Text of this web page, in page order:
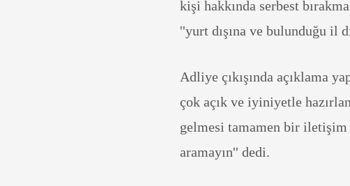
kişi hakkında serbest
''yurt dışına ve bulunduğu il
Adliye çıkışında açıklama
çok açık ve iyiniyetle
gelmesi tamamen bir iletişim
aramayın'' dedi.